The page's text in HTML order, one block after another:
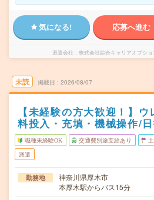
気になる! 応募へ進む
派遣会社 株式会社綜合キャリアオプシ
未読 掲載日 2026/08/07
【未経験の方大歓迎！】
料投入・充填・機械操作/
職種未経験OK 交通費別途支給あり
派遣
勤務地
神奈川県厚木市
本厚木駅からバス15分